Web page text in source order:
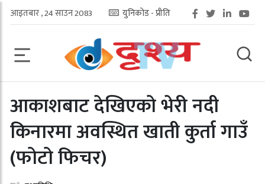
आइतबार , 24 साउन 2083 युनिकोड - प्रीति
आकाशबाट देखिएको भेरी नदी
किनारमा अवस्थित खाती कुर्ता गाउँ
(फोटो फिचर)